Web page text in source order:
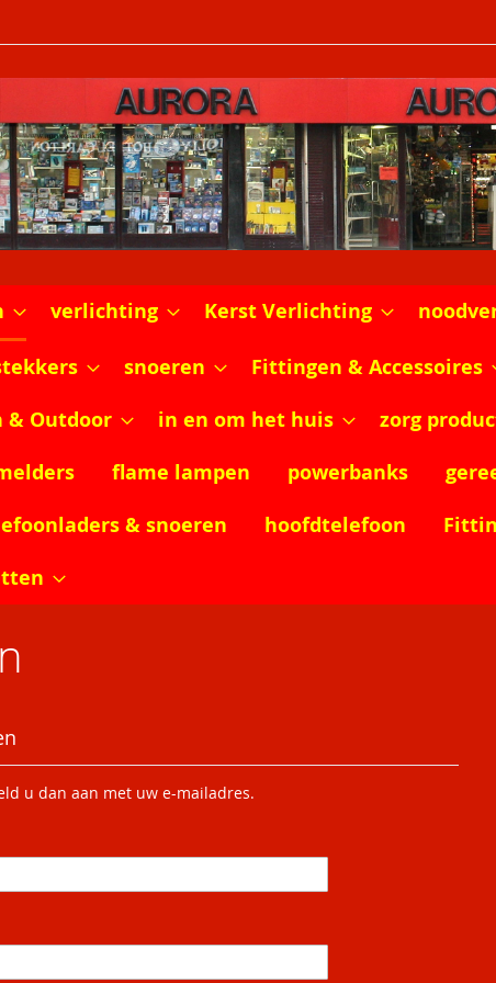
verlichting Kerst Verlichting
snoeren Fittingen & Accessoires
& Outdoor
in en om het huis zorg
flame lampen powerbanks
& snoeren hoofdtelefoon
u dan aan met uw e-mailadres.